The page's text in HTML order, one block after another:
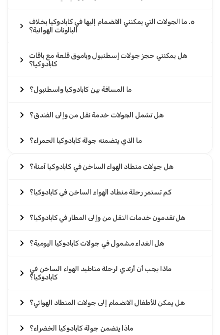
٥. ما الجولات التي يمكنني الانضمام إليها في كابادوكيا بخلاف
البالونات الهوائية؟
هل يمكنني حجز جولات إسطنبول وباموق قلعة مع باقات
كابادوكيا؟
ما المسافة بين كابادوكيا واسطنبول؟
هل تشمل الجولات خدمة نقل من وإلى الفندق؟
ما الذي يتضمنه جولة كابادوكيا الحمراء؟
هل جولات منطاد الهواء الساخن في كابادوكيا آمنة؟
كم تستمر رحلة منطاد الهواء الساخن في كابادوكيا؟
هل تقدمون خدمات النقل من وإلى المطار في كابادوكيا؟
هل الغداء مشمول في جولات كابادوكيا اليومية؟
ماذا يجب أن أرتدي لرحلة مناطيد الهواء الساخن في
كابادوكيا؟
هل يمكن للأطفال الانضمام إلى جولات المنطاد الهوائي؟
ماذا يتضمن جولة كابادوكيا الخضراء؟